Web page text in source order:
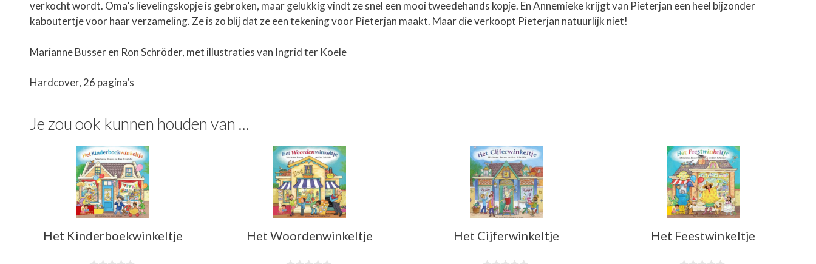
verkocht wordt. Oma’s lievelingskopje is gebroken, maar gelukkig vindt ze snel een mooi tweedehands kopje. En Annemieke krijgt van Pieterjan een heel bijzonder
kaboutertje voor haar verzameling. Ze is zo blij dat ze een tekening voor Pieterjan maakt. Maar die verkoopt Pieterjan natuurlijk niet!
Marianne Busser en Ron Schröder, met illustraties van Ingrid ter Koele
Hardcover, 26 pagina’s
Je zou ook kunnen houden van …
Het Kinderboekwinkeltje Het Woordenwinkeltje Het Cijferwinkeltje Het Feestwinkeltje